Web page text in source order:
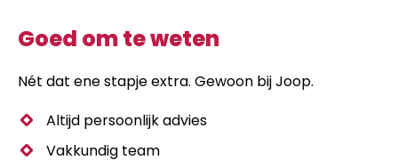
Goed om te weten
Nét dat ene stapje extra. Gewoon bij Joop.
Altijd persoonlijk advies
Vakkundig team